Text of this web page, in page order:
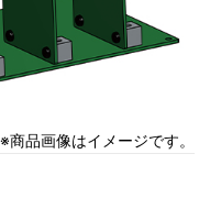
※商品画像はイメージです。